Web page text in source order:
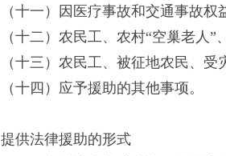
（十一）因医疗事故和交通事故权
（十二）农民工、农村“空巢老人”
（十三）农民工、被征地农民、
（十四）应予援助的其他事项。
提供法律援助的形式